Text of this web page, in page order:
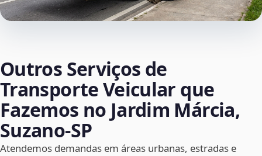
Outros Serviços de
Transporte Veicular que
Fazemos no Jardim Márcia,
Suzano‑SP
Atendemos demandas em áreas urbanas, estradas e